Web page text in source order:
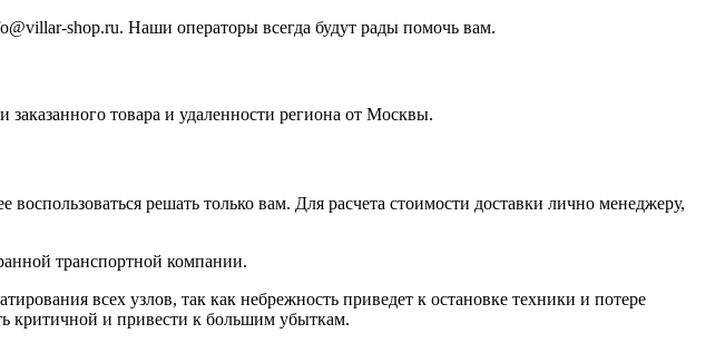
shop.ru. Наши операторы всегда будут рады помочь вам.
товара и удаленности региона от Москвы.
решать только вам. Для расчета стоимости доставки лично менеджеру,
транспортной компании.
всех узлов, так как небрежность приведет к остановке техники и потере
критичной и привести к большим убыткам.